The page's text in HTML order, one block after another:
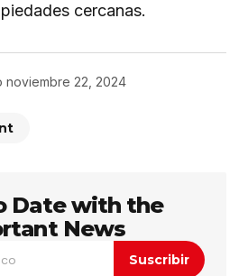
cercanas.
noviembre 22, 2024
electrónico no será
obligatorios están
Date with the
News
Suscribir